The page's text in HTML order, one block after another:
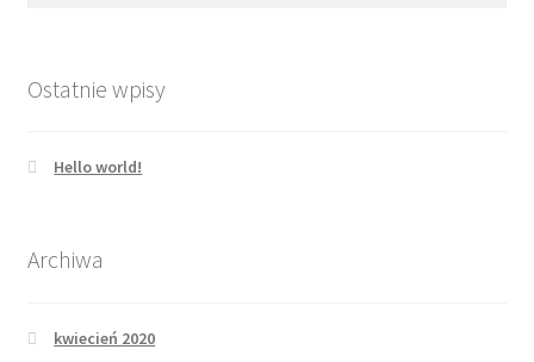
Ostatnie wpisy
Hello world!
Archiwa
kwiecień 2020